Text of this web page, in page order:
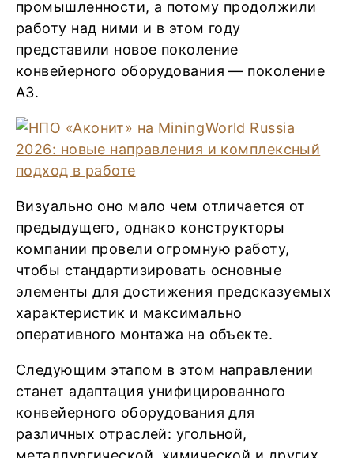
промышленности, а потому продолжили
работу над ними и в этом году
представили новое поколение
конвейерного оборудования — поколение
А3.
Визуально оно мало чем отличается от
предыдущего, однако конструкторы
компании провели огромную работу,
чтобы стандартизировать основные
элементы для достижения предсказуемых
характеристик и максимально
оперативного монтажа на объекте.
Следующим этапом в этом направлении
станет адаптация унифицированного
конвейерного оборудования для
различных отраслей: угольной,